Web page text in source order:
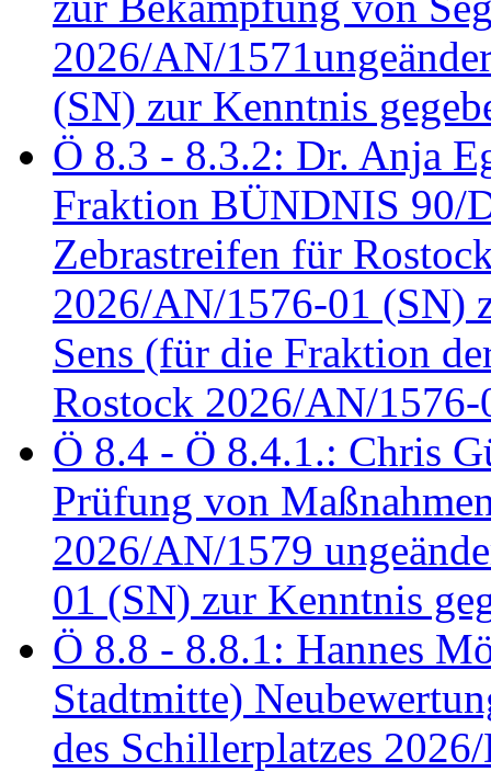
2026/AN/
(SN) zur Kenntnis
Ö 8.3 - 8.3.2: Dr. Anja
Fraktion BÜNDNIS 90/
Zebrastreifen für
2026/AN/1576-01 (SN)
Sens (für die Fraktion
Rostock 2026/AN/1576-
Ö 8.4 - Ö 8.4.1.: Chris
Prüfung von
2026/AN/1579
01 (SN) zur Kenntnis
Ö 8.8 - 8.8.1: Hannes
Stadtmitte)
des Schillerplatzes